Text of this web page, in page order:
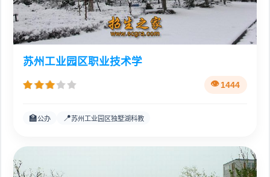
苏州工业园区职业技术学
1444
🏫公办 📍苏州工业园区独墅湖科教